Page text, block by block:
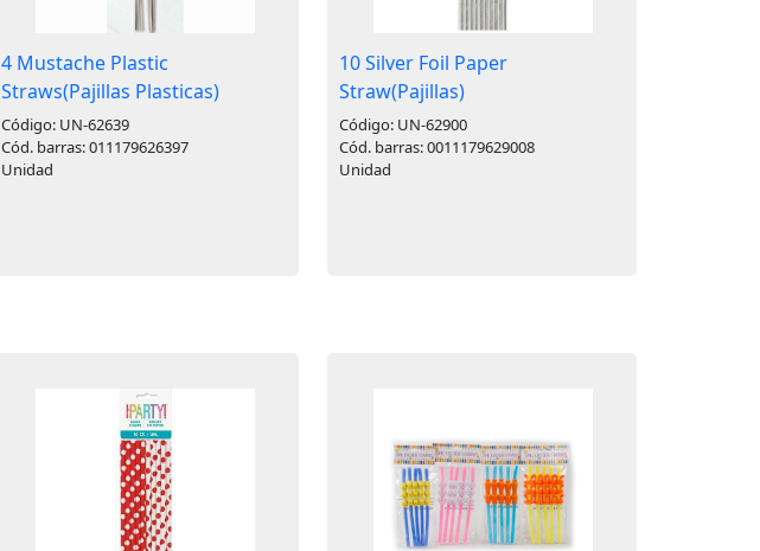
4 Mustache Plastic
Straws(Pajillas Plasticas)
Código: UN-62639
Cód. barras: 011179626397
Unidad
10 Silver Foil Paper
Straw(Pajillas)
Código: UN-62900
Cód. barras: 0011179629008
Unidad